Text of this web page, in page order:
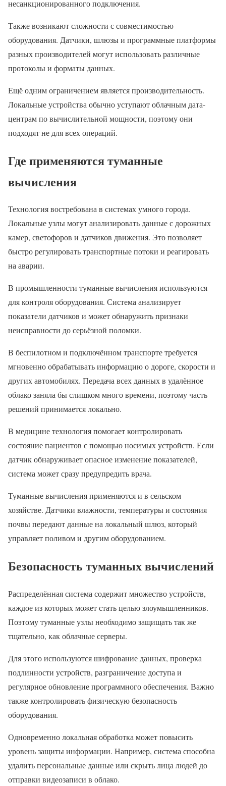
несанкционированного подключения.
Также возникают сложности с совместимостью
оборудования. Датчики, шлюзы и программные платформы
разных производителей могут использовать различные
протоколы и форматы данных.
Ещё одним ограничением является производительность.
Локальные устройства обычно уступают облачным дата-
центрам по вычислительной мощности, поэтому они
подходят не для всех операций.
Где применяются туманные
вычисления
Технология востребована в системах умного города.
Локальные узлы могут анализировать данные с дорожных
камер, светофоров и датчиков движения. Это позволяет
быстро регулировать транспортные потоки и реагировать
на аварии.
В промышленности туманные вычисления используются
для контроля оборудования. Система анализирует
показатели датчиков и может обнаружить признаки
неисправности до серьёзной поломки.
В беспилотном и подключённом транспорте требуется
мгновенно обрабатывать информацию о дороге, скорости и
других автомобилях. Передача всех данных в удалённое
облако заняла бы слишком много времени, поэтому часть
решений принимается локально.
В медицине технология помогает контролировать
состояние пациентов с помощью носимых устройств. Если
датчик обнаруживает опасное изменение показателей,
система может сразу предупредить врача.
Туманные вычисления применяются и в сельском
хозяйстве. Датчики влажности, температуры и состояния
почвы передают данные на локальный шлюз, который
управляет поливом и другим оборудованием.
Безопасность туманных вычислений
Распределённая система содержит множество устройств,
каждое из которых может стать целью злоумышленников.
Поэтому туманные узлы необходимо защищать так же
тщательно, как облачные серверы.
Для этого используются шифрование данных, проверка
подлинности устройств, разграничение доступа и
регулярное обновление программного обеспечения. Важно
также контролировать физическую безопасность
оборудования.
Одновременно локальная обработка может повысить
уровень защиты информации. Например, система способна
удалить персональные данные или скрыть лица людей до
отправки видеозаписи в облако.